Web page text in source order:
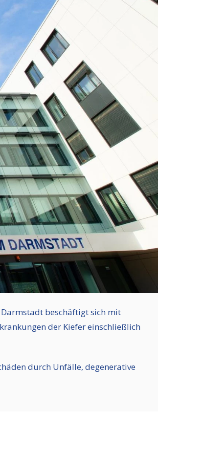
beschäftigt sich mit
der Kiefer einschließlich
durch Unfälle, degenerative